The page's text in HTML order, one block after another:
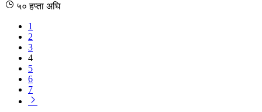
५० हप्ता अघि
1
2
3
4
5
6
7